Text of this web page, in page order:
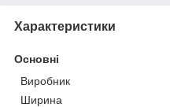
Характеристики
Основні
Виробник
Ширина